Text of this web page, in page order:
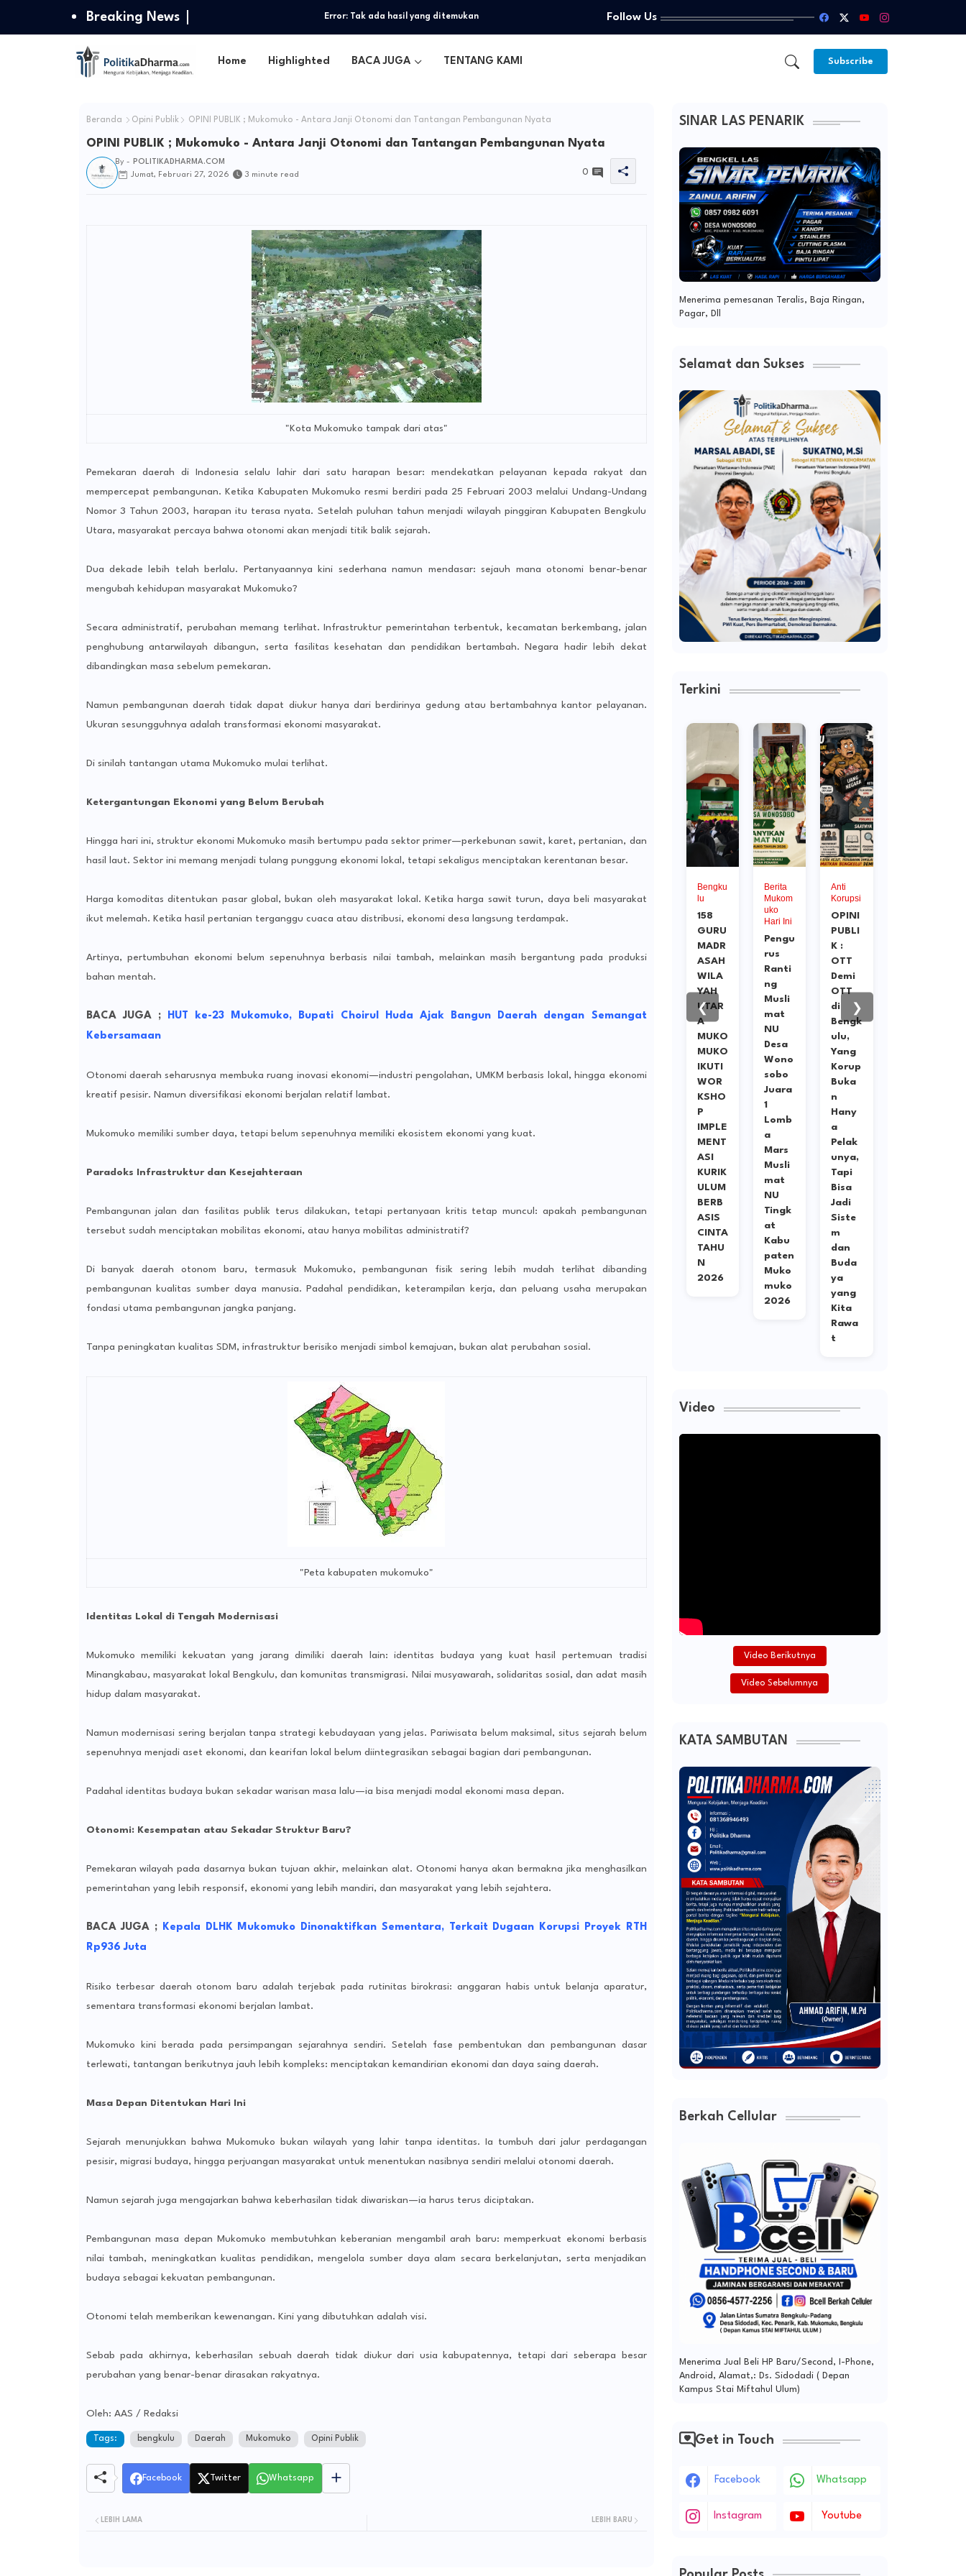
Breaking News Error: Tak ada hasil yang ditemukan Follow Us
Home Highlighted BACA JUGA TENTANG KAMI Subscribe
Beranda Opini Publik OPINI PUBLIK ; Mukomuko - Antara Janji Otonomi dan Tantangan Pembangunan Nyata
OPINI PUBLIK ; Mukomuko - Antara Janji Otonomi dan Tantangan Pembangunan Nyata
By -
POLITIKADHARMA.COM
Jumat, Februari 27, 2026
3 minute read 0
"Kota Mukomuko tampak dari atas"
Pemekaran daerah di Indonesia selalu lahir dari satu harapan besar: mendekatkan pelayanan kepada rakyat dan
mempercepat pembangunan. Ketika Kabupaten Mukomuko resmi berdiri pada 25 Februari 2003 melalui Undang-Undang
Nomor 3 Tahun 2003, harapan itu terasa nyata. Setelah puluhan tahun menjadi wilayah pinggiran Kabupaten Bengkulu
Utara, masyarakat percaya bahwa otonomi akan menjadi titik balik sejarah.
Dua dekade lebih telah berlalu. Pertanyaannya kini sederhana namun mendasar: sejauh mana otonomi benar-benar
mengubah kehidupan masyarakat Mukomuko?
Secara administratif, perubahan memang terlihat. Infrastruktur pemerintahan terbentuk, kecamatan berkembang, jalan
penghubung antarwilayah dibangun, serta fasilitas kesehatan dan pendidikan bertambah. Negara hadir lebih dekat
dibandingkan masa sebelum pemekaran.
Namun pembangunan daerah tidak dapat diukur hanya dari berdirinya gedung atau bertambahnya kantor pelayanan.
Ukuran sesungguhnya adalah transformasi ekonomi masyarakat.
Di sinilah tantangan utama Mukomuko mulai terlihat.
Ketergantungan Ekonomi yang Belum Berubah
Hingga hari ini, struktur ekonomi Mukomuko masih bertumpu pada sektor primer—perkebunan sawit, karet, pertanian, dan
hasil laut. Sektor ini memang menjadi tulang punggung ekonomi lokal, tetapi sekaligus menciptakan kerentanan besar.
Harga komoditas ditentukan pasar global, bukan oleh masyarakat lokal. Ketika harga sawit turun, daya beli masyarakat
ikut melemah. Ketika hasil pertanian terganggu cuaca atau distribusi, ekonomi desa langsung terdampak.
Artinya, pertumbuhan ekonomi belum sepenuhnya berbasis nilai tambah, melainkan masih bergantung pada produksi
bahan mentah.
BACA JUGA ; HUT ke-23 Mukomuko, Bupati Choirul Huda Ajak Bangun Daerah dengan Semangat
Kebersamaan
Otonomi daerah seharusnya membuka ruang inovasi ekonomi—industri pengolahan, UMKM berbasis lokal, hingga ekonomi
kreatif pesisir. Namun diversifikasi ekonomi berjalan relatif lambat.
Mukomuko memiliki sumber daya, tetapi belum sepenuhnya memiliki ekosistem ekonomi yang kuat.
Paradoks Infrastruktur dan Kesejahteraan
Pembangunan jalan dan fasilitas publik terus dilakukan, tetapi pertanyaan kritis tetap muncul: apakah pembangunan
tersebut sudah menciptakan mobilitas ekonomi, atau hanya mobilitas administratif?
Di banyak daerah otonom baru, termasuk Mukomuko, pembangunan fisik sering lebih mudah terlihat dibanding
pembangunan kualitas sumber daya manusia. Padahal pendidikan, keterampilan kerja, dan peluang usaha merupakan
fondasi utama pembangunan jangka panjang.
Tanpa peningkatan kualitas SDM, infrastruktur berisiko menjadi simbol kemajuan, bukan alat perubahan sosial.
"Peta kabupaten mukomuko"
Identitas Lokal di Tengah Modernisasi
Mukomuko memiliki kekuatan yang jarang dimiliki daerah lain: identitas budaya yang kuat hasil pertemuan tradisi
Minangkabau, masyarakat lokal Bengkulu, dan komunitas transmigrasi. Nilai musyawarah, solidaritas sosial, dan adat masih
hidup dalam masyarakat.
Namun modernisasi sering berjalan tanpa strategi kebudayaan yang jelas. Pariwisata belum maksimal, situs sejarah belum
sepenuhnya menjadi aset ekonomi, dan kearifan lokal belum diintegrasikan sebagai bagian dari pembangunan.
Padahal identitas budaya bukan sekadar warisan masa lalu—ia bisa menjadi modal ekonomi masa depan.
Otonomi: Kesempatan atau Sekadar Struktur Baru?
Pemekaran wilayah pada dasarnya bukan tujuan akhir, melainkan alat. Otonomi hanya akan bermakna jika menghasilkan
pemerintahan yang lebih responsif, ekonomi yang lebih mandiri, dan masyarakat yang lebih sejahtera.
BACA JUGA ; Kepala DLHK Mukomuko Dinonaktifkan Sementara, Terkait Dugaan Korupsi Proyek RTH
Rp936 Juta
Risiko terbesar daerah otonom baru adalah terjebak pada rutinitas birokrasi: anggaran habis untuk belanja aparatur,
sementara transformasi ekonomi berjalan lambat.
Mukomuko kini berada pada persimpangan sejarahnya sendiri. Setelah fase pembentukan dan pembangunan dasar
terlewati, tantangan berikutnya jauh lebih kompleks: menciptakan kemandirian ekonomi dan daya saing daerah.
Masa Depan Ditentukan Hari Ini
Sejarah menunjukkan bahwa Mukomuko bukan wilayah yang lahir tanpa identitas. Ia tumbuh dari jalur perdagangan
pesisir, migrasi budaya, hingga perjuangan masyarakat untuk menentukan nasibnya sendiri melalui otonomi daerah.
Namun sejarah juga mengajarkan bahwa keberhasilan tidak diwariskan—ia harus terus diciptakan.
Pembangunan masa depan Mukomuko membutuhkan keberanian mengambil arah baru: memperkuat ekonomi berbasis
nilai tambah, meningkatkan kualitas pendidikan, mengelola sumber daya alam secara berkelanjutan, serta menjadikan
budaya sebagai kekuatan pembangunan.
Otonomi telah memberikan kewenangan. Kini yang dibutuhkan adalah visi.
Sebab pada akhirnya, keberhasilan sebuah daerah tidak diukur dari usia kabupatennya, tetapi dari seberapa besar
perubahan yang benar-benar dirasakan rakyatnya.
Oleh: AAS / Redaksi
Tags: bengkulu Daerah Mukomuko Opini Publik
Facebook Twitter Whatsapp
LEBIH BARU
LEBIH LAMA
SINAR LAS PENARIK
Menerima pemesanan Teralis, Baja Ringan,
Pagar, Dll
Selamat dan Sukses
Terkini
Madras
Keme
Tutup
ulum
mbuh
Era
Digita
Bengku
lu
158
GURU
MADR
ASAH
WILA
YAH
UTAR
A
MUKO
MUKO
IKUTI
WOR
KSHO
P
IMPLE
MENT
ASI
KURIK
ULUM
BERB
ASIS
CINTA
TAHU
N
2026
Berita
Mukom
uko
Hari Ini
Pengu
rus
Ranti
ng
Musli
mat
NU
Desa
Wono
sobo
Juara
1
Lomb
a
Mars
Musli
mat
NU
Tingk
at
Kabu
paten
Muko
muko
2026
Anti
Korupsi
OPINI
PUBLI
K :
OTT
Demi
OTT
di
Bengk
ulu,
Yang
Korup
Buka
n
Hany
a
Pelak
unya,
Tapi
Bisa
Jadi
Siste
m
dan
Buda
ya
yang
Kita
Rawa
t
❮ ❯
Video
Video Berikutnya
Video Sebelumnya
KATA SAMBUTAN
Berkah Cellular
Menerima Jual Beli HP Baru/Second, I-Phone,
Android, Alamat,: Ds. Sidodadi ( Depan
Kampus Stai Miftahul Ulum)
Get in Touch
Facebook Whatsapp
Instagram Youtube